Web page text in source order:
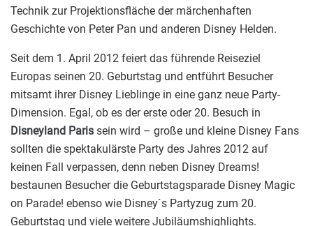
Technik zur Projektionsfläche der märchenhaften
Geschichte von Peter Pan und anderen Disney Helden.
Seit dem 1. April 2012 feiert das führende Reiseziel
Europas seinen 20. Geburtstag und entführt Besucher
mitsamt ihrer Disney Lieblinge in eine ganz neue Party-
Dimension. Egal, ob es der erste oder 20. Besuch in
Disneyland Paris sein wird – große und kleine Disney Fans
sollten die spektakulärste Party des Jahres 2012 auf
keinen Fall verpassen, denn neben Disney Dreams!
bestaunen Besucher die Geburtstagsparade Disney Magic
on Parade! ebenso wie Disney`s Partyzug zum 20.
Geburtstag und viele weitere Jubiläumshighlights.